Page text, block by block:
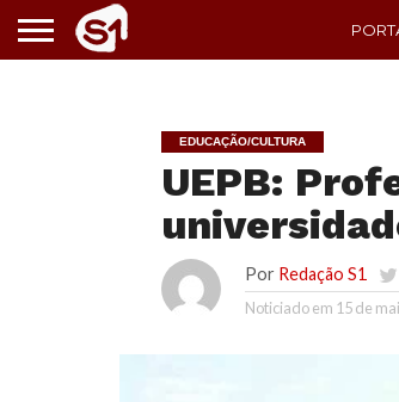
EDUCAÇÃO/CULTURA
UEPB:
Por Redação S1
Noticiado em 15 de